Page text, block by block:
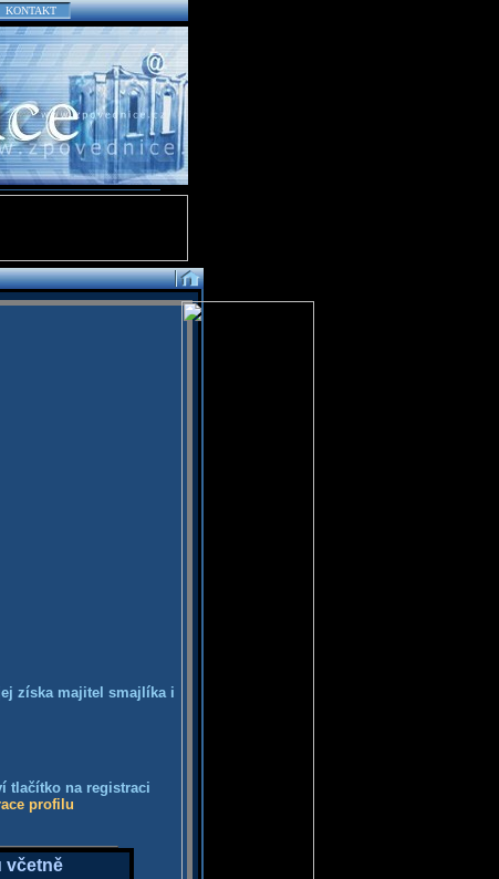
KONTAKT
získa majitel smajlíka i
tlačítko na registraci
profilu
včetně